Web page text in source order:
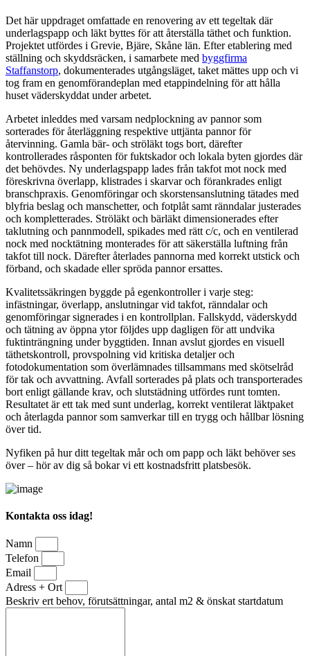
Det här uppdraget omfattade en renovering av ett tegeltak där
underlagspapp och läkt byttes för att återställa täthet och funktion.
Projektet utfördes i Grevie, Bjäre, Skåne län. Efter etablering med
ställning och skyddsräcken, i samarbete med byggfirma
Staffanstorp, dokumenterades utgångsläget, taket mättes upp och vi
tog fram en genomförandeplan med etappindelning för att hålla
huset väderskyddat under arbetet.
Arbetet inleddes med varsam nedplockning av pannor som
sorterades för återläggning respektive uttjänta pannor för
återvinning. Gamla bär- och ströläkt togs bort, därefter
kontrollerades råsponten för fuktskador och lokala byten gjordes där
det behövdes. Ny underlagspapp lades från takfot mot nock med
föreskrivna överlapp, klistrades i skarvar och förankrades enligt
branschpraxis. Genomföringar och skorstensanslutning tätades med
blyfria beslag och manschetter, och fotplåt samt ränndalar justerades
och kompletterades. Ströläkt och bärläkt dimensionerades efter
taklutning och pannmodell, spikades med rätt c/c, och en ventilerad
nock med nocktätning monterades för att säkerställa luftning från
takfot till nock. Därefter återlades pannorna med korrekt utstick och
förband, och skadade eller spröda pannor ersattes.
Kvalitetssäkringen byggde på egenkontroller i varje steg:
infästningar, överlapp, anslutningar vid takfot, ränndalar och
genomföringar signerades i en kontrollplan. Fallskydd, väderskydd
och tätning av öppna ytor följdes upp dagligen för att undvika
fuktinträngning under byggtiden. Innan avslut gjordes en visuell
täthetskontroll, provspolning vid kritiska detaljer och
fotodokumentation som överlämnades tillsammans med skötselråd
för tak och avvattning. Avfall sorterades på plats och transporterades
bort enligt gällande krav, och slutstädning utfördes runt tomten.
Resultatet är ett tak med sunt underlag, korrekt ventilerat läktpaket
och återlagda pannor som samverkar till en trygg och hållbar lösning
över tid.
Nyfiken på hur ditt tegeltak mår och om papp och läkt behöver ses
över – hör av dig så bokar vi ett kostnadsfritt platsbesök.
Kontakta oss idag!
Namn
Telefon
Email
Adress + Ort
Beskriv ert behov, förutsättningar, antal m2 & önskat startdatum